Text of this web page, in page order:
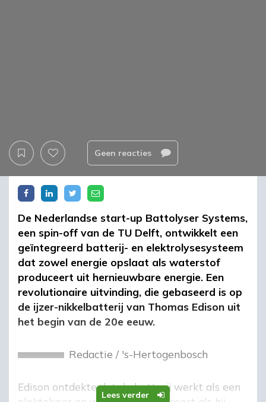
Geen reacties
Lees verder
De Nederlandse start-up Battolyser Systems,
een spin-off van de TU Delft, ontwikkelt een
geïntegreerd batterij- en elektrolysesysteem
dat zowel energie opslaat als waterstof
produceert uit hernieuwbare energie. Een
revolutionaire uitvinding, die gebaseerd is op
de ijzer-nikkelbatterij van Thomas Edison uit
het begin van de 20e eeuw.
Redactie / 's-Hertogenbosch
Edison ontdekte dat de batterij werkt als een